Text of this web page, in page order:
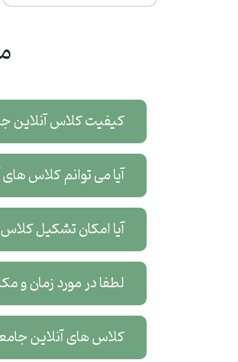
کیفیت کلاس آنلاین
آیا می توانم کلاس
آیا امکان تشکیل
لطفا در مورد زمان
کلاس های آنلاین